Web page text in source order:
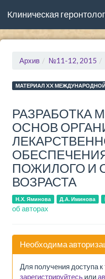
Клиническая
Архив №11-12, 2015
МАТЕРИАЛ XX
РАЗРАБОТКА
ОСНОВ
ПОЖИЛОГО И
ВОЗРАСТА
Н.Х. Яминова Д.А. Иминова
об авторах
Необходима
Для получения доступа к
зарегистрируйтесь или